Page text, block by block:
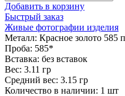
Добавить в корзину
Быстрый заказ
Живые фотографии изделия
Металл: Красное золото 585
Проба: 585*
Вставка: без вставок
Вес: 3.11 гр
Средний вес: 3.15 гр
Количество в наличии: 1 шт